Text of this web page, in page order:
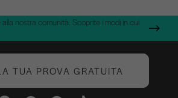
nostra comunità. Scoprite i modi in cui
TUA PROVA GRATUITA